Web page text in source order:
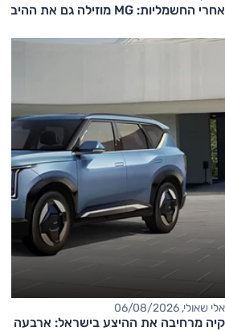
אחרי החשמליות: MG מוזילה גם את ההיברידיות
אלי שאולי, 06/08/2026
קיה מרחיבה את ההיצע בישראל: ארבעה